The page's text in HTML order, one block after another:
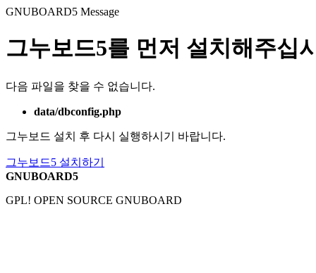
GNUBOARD5 Message
그누보드5를 먼저 설치해주십
다음 파일을 찾을 수 없습니다.
data/dbconfig.php
그누보드 설치 후 다시 실행하시기 바랍니다.
그누보드5 설치하기
GNUBOARD5
GPL! OPEN SOURCE GNUBOARD